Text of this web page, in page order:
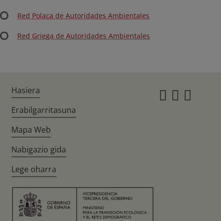
Red Polaca de Autoridades Ambientales
Red Griega de Autoridades Ambientales
Hasiera
Erabilgarritasuna
Mapa Web
Nabigazio gida
Lege oharra